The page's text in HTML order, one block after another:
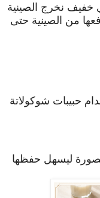
خفيف نخرج الصينية
5 دقائق قبل رفعها من الصينية حتى
حبيبات شوكولاتة
مصورة ليسهل حفظها